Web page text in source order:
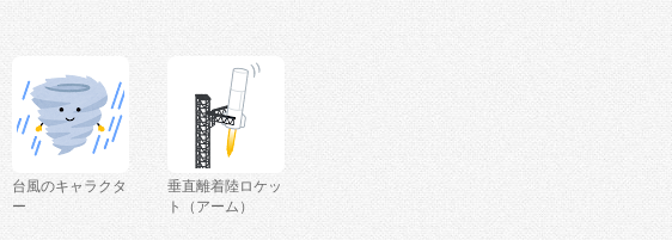
台風のキャラクタ
ー
垂直離着陸ロケッ
ト（アーム）